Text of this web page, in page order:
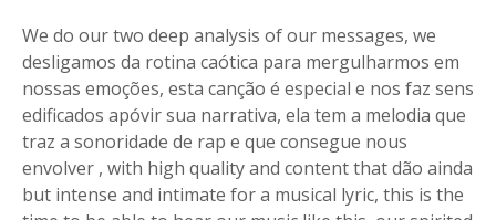
We do our two deep analysis of our messages, we
desligamos da rotina caótica para mergulharmos em
nossas emoções, esta canção é especial e nos faz sens
edificados apóvir sua narrativa, ela tem a melodia que
traz a sonoridade de rap e que consegue nous
envolver , with high quality and content that dão ainda
but intense and intimate for a musical lyric, this is the